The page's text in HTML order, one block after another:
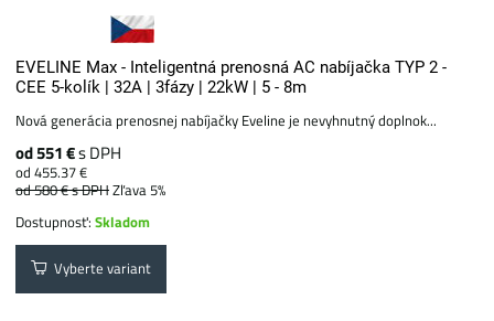
EVELINE Max - Inteligentná prenosná AC nabíjačka TYP 2 -
CEE 5-kolík | 32A | 3fázy | 22kW | 5 - 8m
Nová generácia prenosnej nabíjačky Eveline je nevyhnutný doplnok...
od 551 €s DPH
od 455.37 €
od 580 €s DPHZľava 5%
Dostupnosť:Skladom
Vyberte variant